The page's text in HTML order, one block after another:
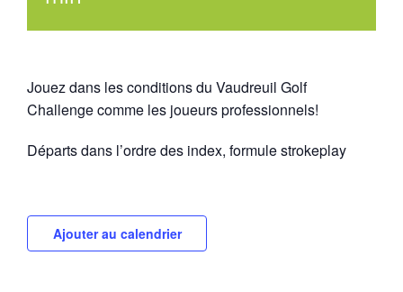
Jouez dans les conditions du Vaudreuil Golf
Challenge comme les joueurs professionnels!
Départs dans l’ordre des index, formule strokeplay
Ajouter au calendrier